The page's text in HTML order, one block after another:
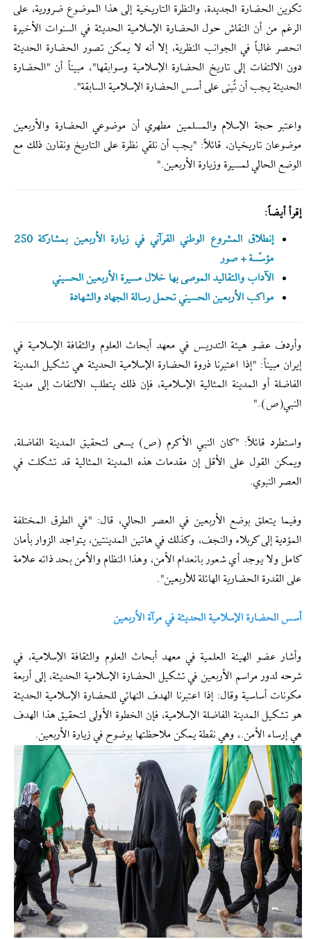
تكوين الحضارة الجديدة، والنظرة التاريخية إلى هذا الموضوع ضرورية، على
الرغم من أن النقاش حول الحضارة الإسلامية الحديثة في السنوات الأخيرة
انحصر غالباً في الجوانب النظرية، إلا أنه لا يمكن تصور الحضارة الحديثة
دون الالتفات إلى تاريخ الحضارة الإسلامية وسوابقها"، مبيناً أن "الحضارة
الحديثة يجب أن تُبنى على أسس الحضارة الإسلامية السابقة".
واعتبر حجة الإسلام والمسلمين مطهري أن موضوعي الحضارة والأربعين
موضوعان تاريخيان، قائلاً: "يجب أن نلقي نظرة على التاريخ ونقارن ذلك مع
الوضع الحالي لمسيرة وزيارة الأربعين."
إقرأ أيضاً:
إنطلاق المشروع الوطني القرآني في زيارة الأربعين بمشاركة 250
مؤسّسة + صور
الآداب والتقاليد الموصى بها خلال مسيرة الأربعين الحسيني
مواكب الأربعين الحسيني تحمل رسالة الجهاد والشهادة
وأردف عضو هيئة التدريس في معهد أبحاث العلوم والثقافة الإسلامية في
إیران مبيناً: "إذا اعتبرنا ذروة الحضارة الإسلامية الحديثة هي تشكيل المدينة
الفاضلة أو المدينة المثالية الإسلامية، فإن ذلك يتطلب الالتفات إلى مدينة
النبي(ص)."
واستطرد قائلاً: "كان النبي الأكرم (ص) يسعى لتحقيق المدينة الفاضلة،
ويمكن القول على الأقل إن مقدمات هذه المدينة المثالية قد تشكلت في
العصر النبوي.
وفيما يتعلق بوضع الأربعين في العصر الحالي، قال: "في الطرق المختلفة
المؤدية إلى كربلاء والنجف، وكذلك في هاتين المدينتين، يتواجد الزوار بأمان
كامل ولا يوجد أي شعور بانعدام الأمن، وهذا النظام والأمن بحد ذاته علامة
على القدرة الحضارية الهائلة للأربعين".
أسس الحضارة الإسلامية الحديثة في مرآة الأربعين
وأشار عضو الهيئة العلمية في معهد أبحاث العلوم والثقافة الإسلامية، في
شرحه لدور مراسم الأربعين في تشكيل الحضارة الإسلامية الحديثة، إلى أربعة
مكونات أساسية وقال: إذا اعتبرنا الهدف النهائي للحضارة الإسلامية الحديثة
هو تشكيل المدينة الفاضلة الإسلامية، فإن الخطوة الأولى لتحقيق هذا الهدف
هي إرساء الأمن.، وهي نقطة يمكن ملاحظتها بوضوح في زيارة الأربعين.